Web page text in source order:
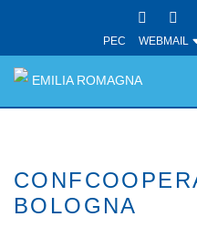
PEC WEBMAIL
EMILIA ROMAGNA
BOLOGNA